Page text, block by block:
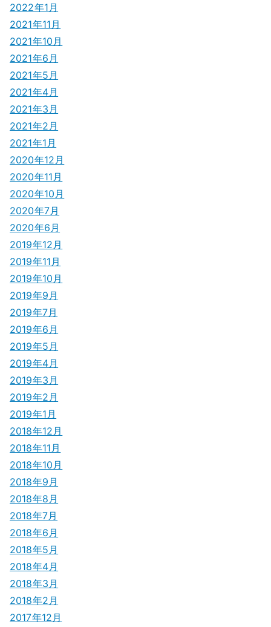
2022年1月
2021年11月
2021年10月
2021年6月
2021年5月
2021年4月
2021年3月
2021年2月
2021年1月
2020年12月
2020年11月
2020年10月
2020年7月
2020年6月
2019年12月
2019年11月
2019年10月
2019年9月
2019年7月
2019年6月
2019年5月
2019年4月
2019年3月
2019年2月
2019年1月
2018年12月
2018年11月
2018年10月
2018年9月
2018年8月
2018年7月
2018年6月
2018年5月
2018年4月
2018年3月
2018年2月
2017年12月